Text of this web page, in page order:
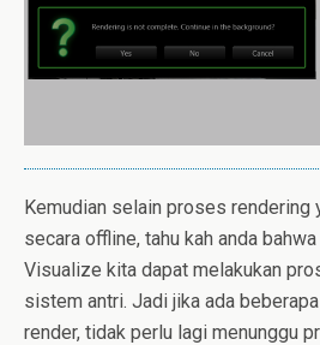
Kemudian selain proses rendering
secara offline, tahu kah anda
Visualize kita dapat melakukan
sistem antri. Jadi jika ada
render, tidak perlu lagi menunggu